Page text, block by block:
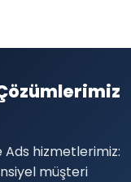
hizmetlerimiz:
müşteri